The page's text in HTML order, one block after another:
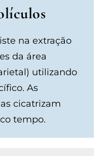
na extração
da área
utilizando
As
cicatrizam
tempo.